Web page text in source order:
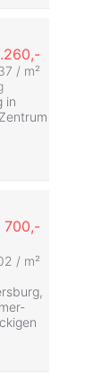
/ m²
in
700,-
/ m²